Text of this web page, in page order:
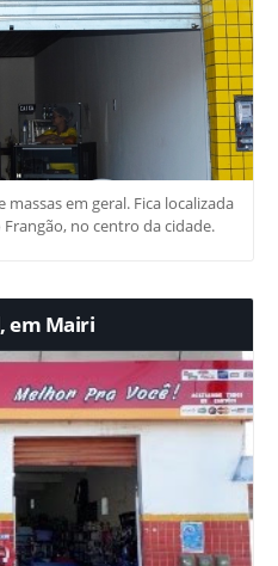
massas em geral. Fica localizada
no centro da cidade.
em Mairi